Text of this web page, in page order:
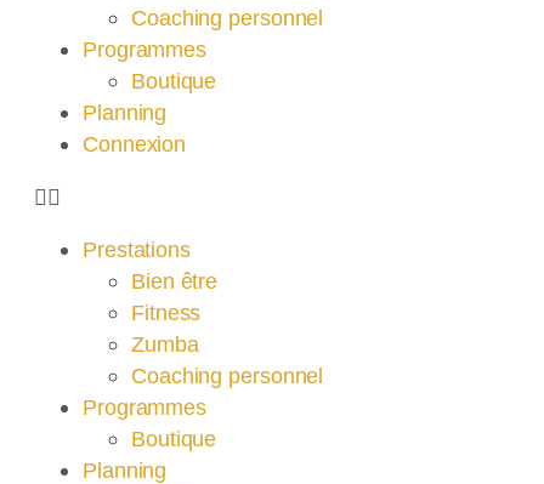
Coaching personnel
Programmes
Boutique
Planning
Connexion
Prestations
Bien être
Fitness
Zumba
Coaching personnel
Programmes
Boutique
Planning